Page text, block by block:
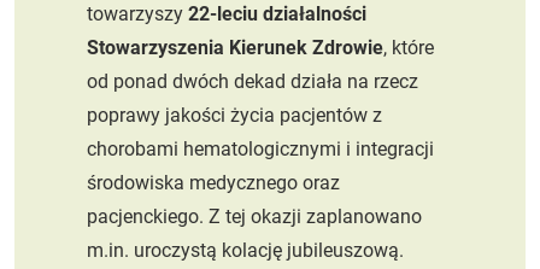
towarzyszy 22-leciu działalności
Stowarzyszenia Kierunek Zdrowie, które
od ponad dwóch dekad działa na rzecz
poprawy jakości życia pacjentów z
chorobami hematologicznymi i integracji
środowiska medycznego oraz
pacjenckiego. Z tej okazji zaplanowano
m.in. uroczystą kolację jubileuszową.